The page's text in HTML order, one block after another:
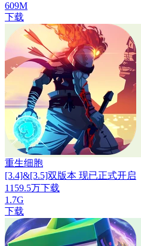
609M
下载
重生细胞
[3.4]&[3.5]双版本 现已正式开启
1159.5万下载
1.7G
下载